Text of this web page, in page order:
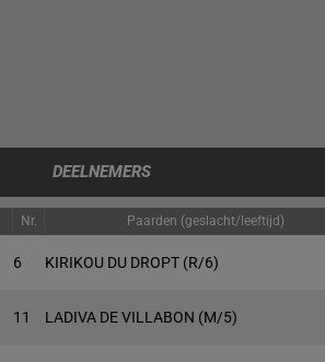
DEELNEMERS
Nr. Paarden (geslacht/leeftijd)
6 KIRIKOU DU DROPT (R/6)
11 LADIVA DE VILLABON (M/5)